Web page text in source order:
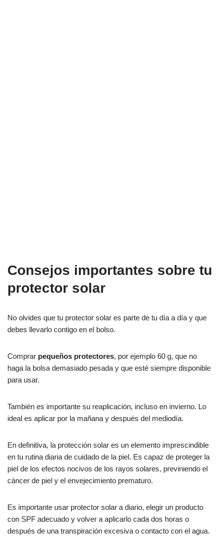
Consejos importantes sobre tu
protector solar
No olvides que tu protector solar es parte de tu día a día y que
debes llevarlo contigo en el bolso.
Comprar pequeños protectores, por ejemplo 60 g, que no
haga la bolsa demasiado pesada y que esté siempre disponible
para usar.
También es importante su reaplicación, incluso en invierno. Lo
ideal es aplicar por la mañana y después del mediodía.
En definitiva, la protección solar es un elemento imprescindible
en tu rutina diaria de cuidado de la piel. Es capaz de proteger la
piel de los efectos nocivos de los rayos solares, previniendo el
cáncer de piel y el envejecimiento prematuro.
Es importante usar protector solar a diario, elegir un producto
con SPF adecuado y volver a aplicarlo cada dos horas o
después de una transpiración excesiva o contacto con el agua.